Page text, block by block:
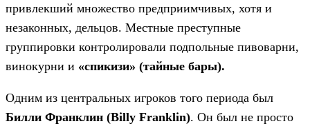
привлекший множество предприимчивых, хотя и
незаконных, дельцов. Местные преступные
группировки контролировали подпольные пивоварни,
винокурни и «спикизи» (тайные бары).
Одним из центральных игроков того периода был
Билли Франклин (Billy Franklin). Он был не просто